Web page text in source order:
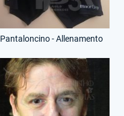
Pantaloncino - Allenamento